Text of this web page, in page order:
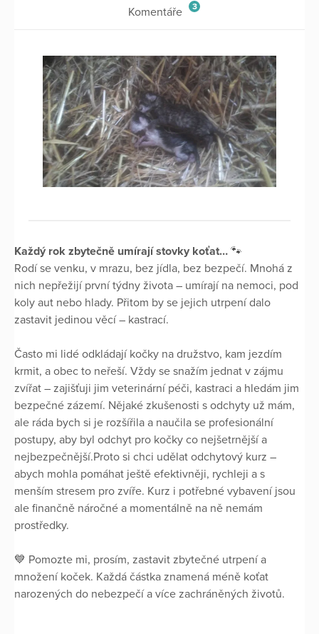
Komentáře 3
Každý rok zbytečně umírají stovky koťat… 🐾
Rodí se venku, v mrazu, bez jídla, bez bezpečí. Mnohá z
nich nepřežijí první týdny života – umírají na nemoci, pod
koly aut nebo hlady. Přitom by se jejich utrpení dalo
zastavit jedinou věcí – kastrací.
Často mi lidé odkládají kočky na družstvo, kam jezdím
krmit, a obec to neřeší. Vždy se snažím jednat v zájmu
zvířat – zajišťuji jim veterinární péči, kastraci a hledám jim
bezpečné zázemí. Nějaké zkušenosti s odchyty už mám,
ale ráda bych si je rozšířila a naučila se profesionální
postupy, aby byl odchyt pro kočky co nejšetrnější a
nejbezpečnější.Proto si chci udělat odchytový kurz –
abych mohla pomáhat ještě efektivněji, rychleji a s
menším stresem pro zvíře. Kurz i potřebné vybavení jsou
ale finančně náročné a momentálně na ně nemám
prostředky.
💙 Pomozte mi, prosím, zastavit zbytečné utrpení a
množení koček. Každá částka znamená méně koťat
narozených do nebezpečí a více zachráněných životů.